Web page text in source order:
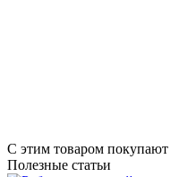
С этим товаром покупают
Полезные статьи